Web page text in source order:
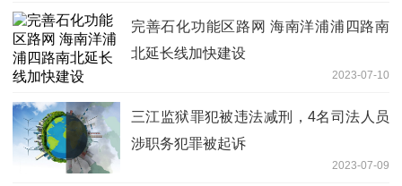
完善石化功能区路网 海南洋浦浦四路南
北延长线加快建设
2023-07-10
三江监狱罪犯被违法减刑，4名司法人员
涉职务犯罪被起诉
2023-07-09